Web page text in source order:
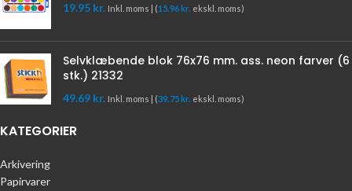
19.95 kr. Inkl. moms | (15.96 kr. ekskl. moms)
Selvklæbende blok 76x76 mm. ass. neon farver (6
stk.) 21332
49.69 kr. Inkl. moms | (39.75 kr. ekskl. moms)
KATEGORIER
Arkivering
Papirvarer